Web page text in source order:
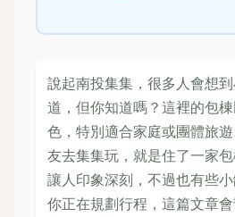
說起南投集集，很多人會想
道，但你知道嗎？這裡的包
色，特別適合家庭或團體旅
友去集集玩，就是住了一家
讓人印象深刻，不過也有些
你正在規劃行程，這篇文章